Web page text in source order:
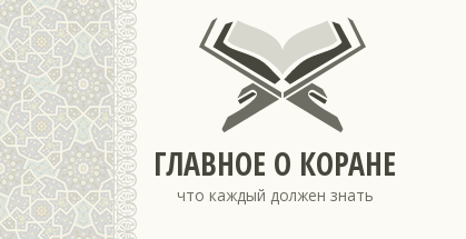
ГЛАВНОЕ О КОРАНЕ
что каждый должен знать